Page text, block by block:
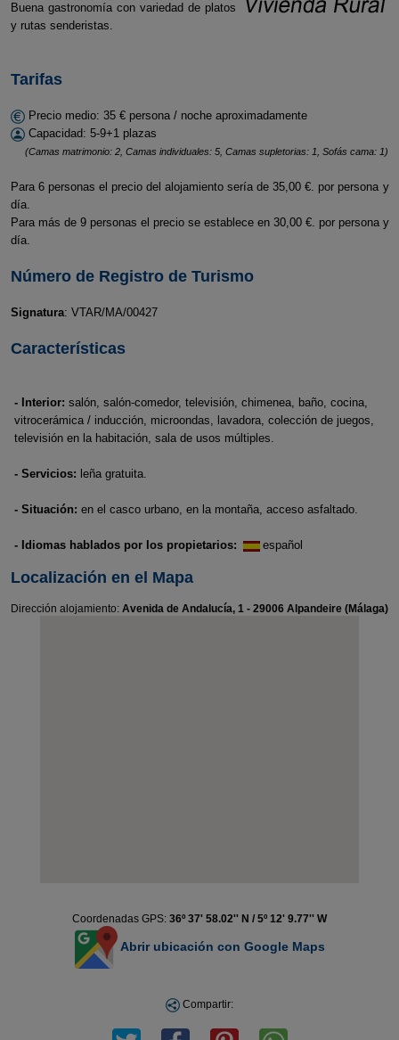
Buena gastronomía con variedad de platos
y rutas senderistas.
Tarifas
Precio medio: 35 € persona / noche aproximadamente
Capacidad: 5-9+1 plazas
(Camas matrimonio: 2, Camas individuales: 5, Camas supletorias: 1, Sofás cama: 1)
Para 6 personas el precio del alojamiento sería de 35,00 €. por persona y
día.
Para más de 9 personas el precio se establece en 30,00 €. por persona y
día.
Número de Registro de Turismo
Signatura: VTAR/MA/00427
Características
- Interior: salón, salón-comedor, televisión, chimenea, baño, cocina,
vitrocerámica / inducción, microondas, lavadora, colección de juegos,
televisión en la habitación, sala de usos múltiples.
- Servicios: leña gratuita.
- Situación: en el casco urbano, en la montaña, acceso asfaltado.
- Idiomas hablados por los propietarios: español
Localización en el Mapa
Dirección alojamiento: Avenida de Andalucía, 1 - 29006 Alpandeire (Málaga)
Coordenadas GPS: 36º 37' 58.02'' N / 5º 12' 9.77'' W
Abrir ubicación con Google Maps
Compartir: